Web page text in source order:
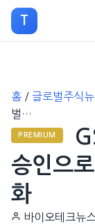
T
홈 / 글로벌주식
벌…
PREMIUM
승인으
화
바이오테크뉴